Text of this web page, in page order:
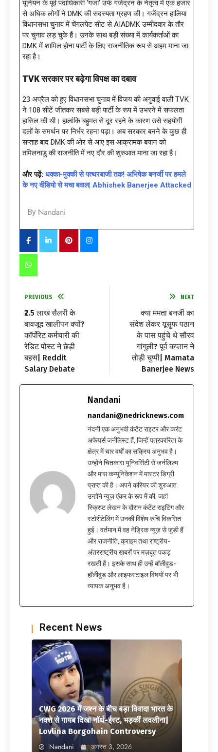
यूनियन के पूर्व पदाधिकारी ‘गजा’ उर्फ गजेंद्रन के नेतृत्व में एक हजार
से अधिक लोगों ने DMK की सदस्यता ग्रहण की। गजेंद्रन हालिया
विधानसभा चुनाव में चेंगलपेट सीट से AIADMK उम्मीदवार के तौर
पर चुनाव लड़ चुके हैं। उनके साथ बड़ी संख्या में कार्यकर्ताओं का
DMK में शामिल होना पार्टी के लिए राजनीतिक रूप से अहम माना जा
रहा है।
TVK सरकार पर बढ़ेगा विपक्ष का दबाव
23 अप्रैल को हुए विधानसभा चुनाव में विजय की अगुवाई वाली TVK
ने 108 सीटें जीतकर सबसे बड़ी पार्टी के रूप में उभरने में सफलता
हासिल की थी। हालांकि बहुमत से दूर रहने के कारण उसे सहयोगी
दलों के समर्थन पर निर्भर रहना पड़ा। अब सरकार बनने के कुछ ही
सप्ताह बाद DMK की ओर से आए इस आक्रामक बयान को
तमिलनाडु की राजनीति में नए दौर की शुरुआत माना जा रहा है।
और पढ़ें: धक्का-मुक्की से पत्थरबाजी तक! अभिषेक बनर्जी पर हमले
के नए वीडियो से मचा बवाल| Abhishek Banerjee Attacked
By Nandani
PREVIOUS
₹2.5 लाख सैलरी के
बावजूद खालीपन क्यों?
कॉर्पोरेट कर्मचारी की
रेडिट पोस्ट ने छेड़ी
बहस| Reddit
Salary Debate
NEXT
क्या ममता बनर्जी का
संदेश लेकर यूसुफ पठान
के पास पहुंचे थे सौरव
गांगुली? पूर्व कप्तान ने
तोड़ी चुप्पी| Mamata
Banerjee News
Nandani
nandani@nedricknews.com
नंदनी एक अनुभवी कंटेंट राइटर और करंट
अफेयर्स जर्नलिस्ट हैं, जिन्हें पत्रकारिता के
क्षेत्र में चार वर्षों का सक्रिय अनुभव है।
उन्होंने चितकारा यूनिवर्सिटी से जर्नलिज़्म
और मास कम्युनिकेशन में मास्टर डिग्री
प्राप्त की है। अपने करियर की शुरुआत
उन्होंने न्यूज़ एंकर के रूप में की, जहां
स्क्रिप्ट लेखन के दौरान कंटेंट राइटिंग और
स्टोरीटेलिंग में उनकी विशेष रुचि विकसित
हुई। वर्तमान में वह नेड्रिक न्यूज़ से जुड़ी हैं
और राजनीति, क्राइम तथा राष्ट्रीय-
अंतरराष्ट्रीय खबरों पर मज़बूत पकड़
रखती हैं। इसके साथ ही उन्हें बॉलीवुड-
हॉलीवुड और लाइफस्टाइल विषयों पर भी
व्यापक अनुभव है।
Recent News
CWG 2026 में जश्न के बीच बड़ा विवाद! भारत के
नक्शे से गायब दिखा नॉर्थ-ईस्ट, भड़कीं लवलीना|
Lovlina Borgohain Controversy
Nandani अगस्त 3, 2026